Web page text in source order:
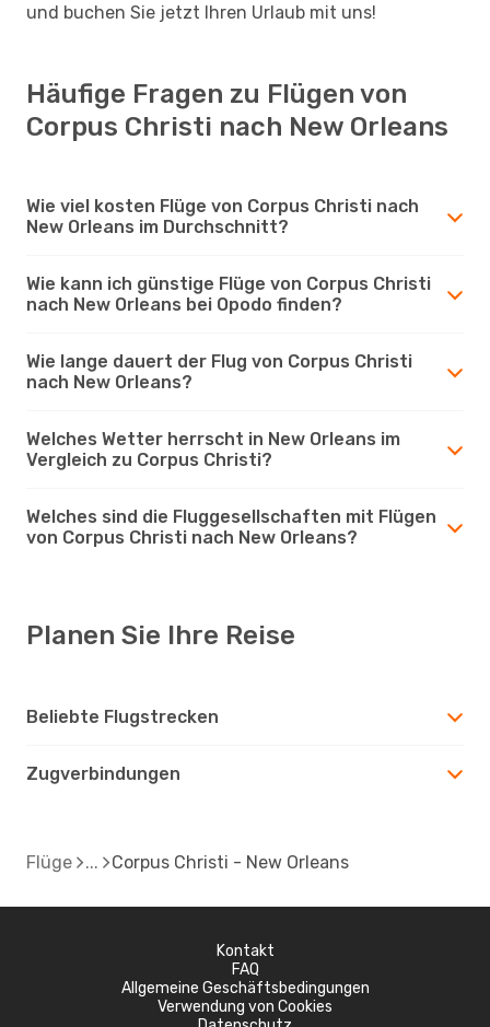
und buchen Sie jetzt Ihren Urlaub mit uns!
Häufige Fragen zu Flügen von
Corpus Christi nach New Orleans
Wie viel kosten Flüge von Corpus Christi nach
New Orleans im Durchschnitt?
Wie kann ich günstige Flüge von Corpus Christi
nach New Orleans bei Opodo finden?
Wie lange dauert der Flug von Corpus Christi
nach New Orleans?
Welches Wetter herrscht in New Orleans im
Vergleich zu Corpus Christi?
Welches sind die Fluggesellschaften mit Flügen
von Corpus Christi nach New Orleans?
Planen Sie Ihre Reise
Beliebte Flugstrecken
Zugverbindungen
Flüge Corpus Christi - New Orleans
Kontakt
FAQ
Allgemeine Geschäftsbedingungen
Verwendung von Cookies